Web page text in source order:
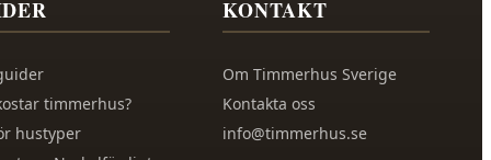
timmerhus?
hustyper
KONTAKT
Om Timmerhus Sverige
Kontakta oss
info@timmerhus.se